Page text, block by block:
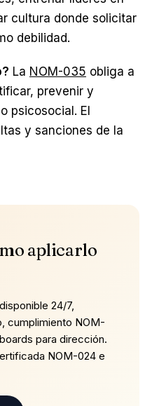
cultura donde solicitar
debilidad.
La NOM-035 obliga a
prevenir y
psicosocial. El
y sanciones de la
aplicarlo
24/7,
cumplimiento NOM-
para dirección.
NOM-024 e